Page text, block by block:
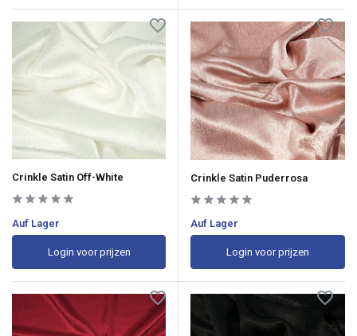
Crinkle Satin Off-White
Auf Lager
Login voor prijzen
Crinkle Satin Puderrosa
Auf Lager
Login voor prijzen